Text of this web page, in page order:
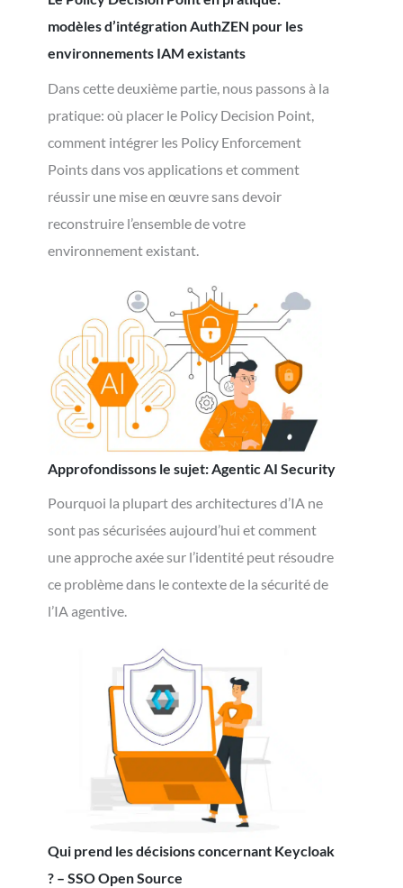
modèles d’intégration AuthZEN pour les
environnements IAM existants
Dans cette deuxième partie, nous passons à la
pratique: où placer le Policy Decision Point,
comment intégrer les Policy Enforcement
Points dans vos applications et comment
réussir une mise en œuvre sans devoir
reconstruire l’ensemble de votre
environnement existant.
Approfondissons le sujet: Agentic AI Security
Pourquoi la plupart des architectures d’IA ne
sont pas sécurisées aujourd’hui et comment
une approche axée sur l’identité peut résoudre
ce problème dans le contexte de la sécurité de
l’IA agentive.
Qui prend les décisions concernant Keycloak
? – SSO Open Source